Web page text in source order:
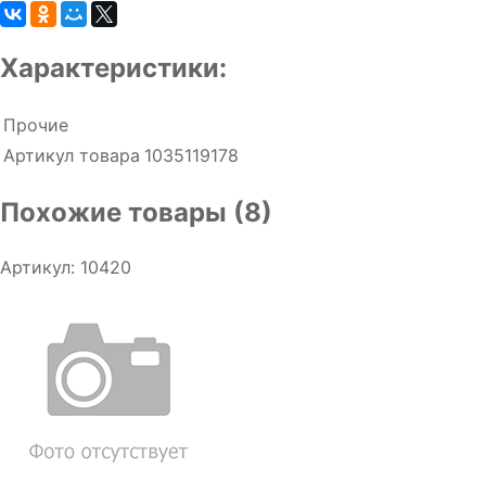
Характеристики:
Прочие
Артикул товара 1035119178
Похожие товары (8)
Артикул: 10420